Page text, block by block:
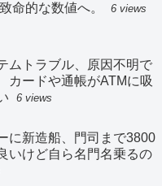
命的な数値へ。
6 views
ムトラブル、原因不明で
ードや通帳がATMに吸
6 views
に新造船、門司まで3800
いけど自ら名門名乗るの